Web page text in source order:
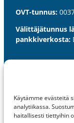
Käytämme evästeitä
analytiikassa.
haitallisesti tiettyihin
OVT-tunnus:
Välittäjätunnus
pankkiverkosta:
Viherrakennus